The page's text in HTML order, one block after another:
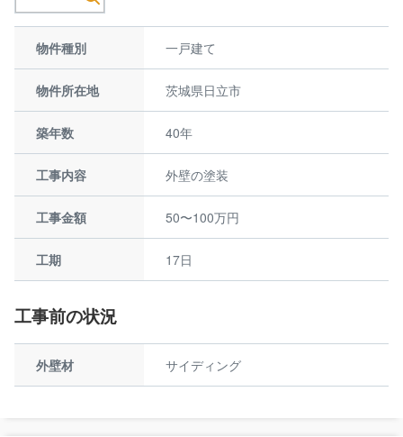
物件種別 一戸建て
物件所在地 茨城県日立市
築年数 40年
工事内容 外壁の塗装
工事金額 50〜100万円
工期 17日
工事前の状況
外壁材 サイディング